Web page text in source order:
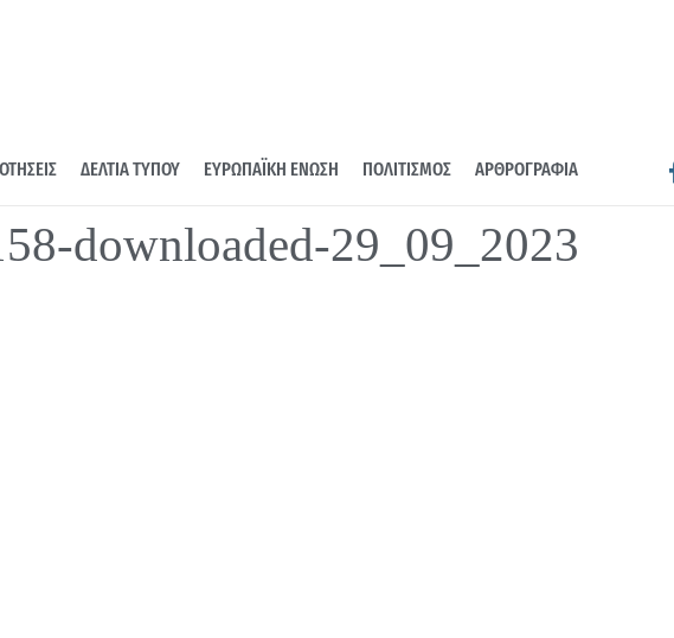
ΔΕΛΤΙΑ ΤΥΠΟΥ ΕΥΡΩΠΑΪΚΗ ΕΝΩΣΗ ΠΟΛΙΤΙΣΜΟΣ ΑΡΘΡΟΓΡΑΦΙΑ
downloaded-29_09_2023